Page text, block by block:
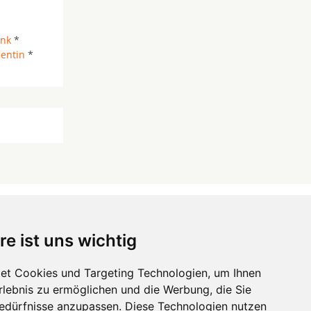
ist uns wichtig
Cookies und Targeting Technologien, um Ihnen
zu ermöglichen und die Werbung, die Sie
anzupassen. Diese Technologien nutzen
*
*
...
Hörgeräte die-endverbraucher.com